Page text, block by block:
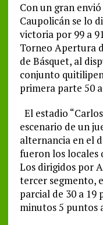
Con un gran
Caupolicán se lo
victoria por 99 a
Torneo Apertura
de Básquet, al
conjunto
primera parte 50
El estadio
escenario de un
alternancia en el
fueron los locales
Los dirigidos por
tercer segmento,
parcial de 30 a 19
minutos 5 puntos